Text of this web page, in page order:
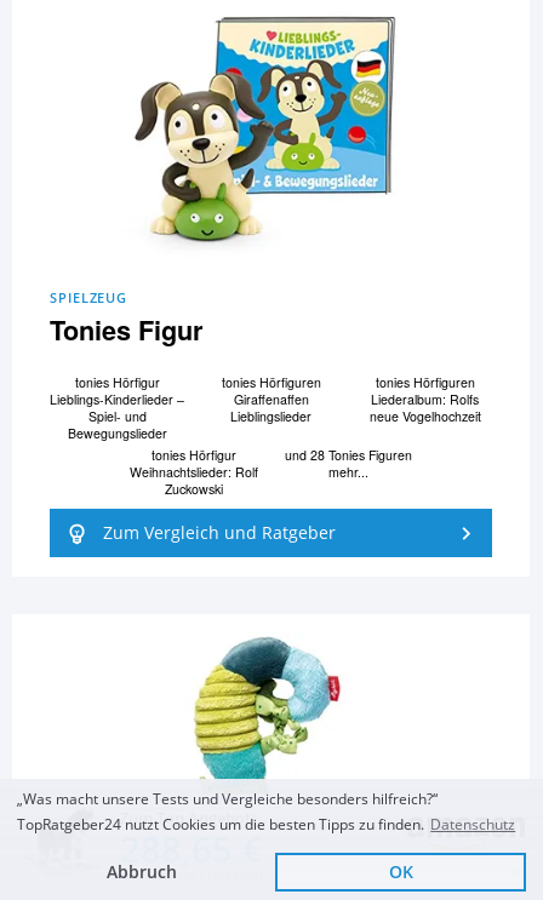
Zum Top Angebot
KOSTENLOSE LIEFERUNG Sofort Lieferbar
SPIELZEUG
Tonies Figur
tonies Hörfigur
Lieblings-Kinderlieder –
Spiel- und
Bewegungslieder
tonies Hörfiguren
Giraffenaffen
Lieblingslieder
tonies Hörfiguren
Liederalbum: Rolfs
neue Vogelhochzeit
tonies Hörfigur
Weihnachtslieder: Rolf
Zuckowski
und 28 Tonies Figuren
mehr...
Zum Vergleich und Ratgeber
„Was macht unsere Tests und Vergleiche besonders hilfreich?“
TopRatgeber24 nutzt Cookies um die besten Tipps zu finden. Datenschutz
Abbruch OK